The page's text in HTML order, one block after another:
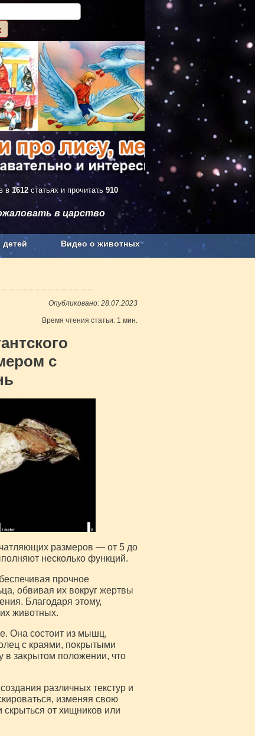
в 1612 статьях и прочитать 910
в царство
детей Видео о животных
Опубликовано: 28.07.2023
Время чтения статьи: 1 мин.
с
размеров — от 5 до
несколько функций.
прочное
обвивая их вокруг жертвы
Благодаря этому,
животных.
Она состоит из мышц,
с краями, покрытыми
в закрытом положении, что
различных текстур и
изменяя свою
скрыться от хищников или